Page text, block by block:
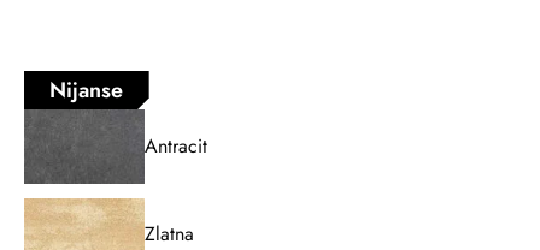
Nijanse
Antracit
Zlatna